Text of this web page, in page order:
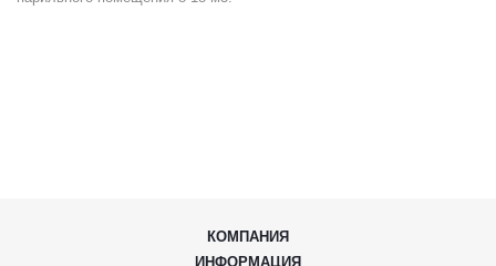
КОМПАНИЯ
ИНФОРМАЦИЯ